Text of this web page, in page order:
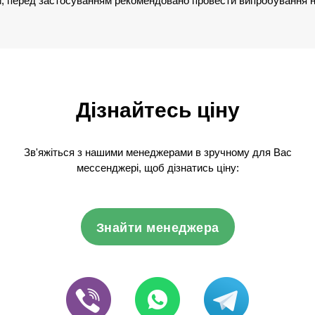
Дізнайтесь ціну
Зв'яжіться з нашими менеджерами в зручному для Вас
мессенджері, щоб дізнатись ціну:
Знайти менеджера